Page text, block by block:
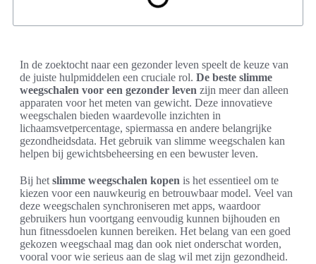
In de zoektocht naar een gezonder leven speelt de keuze van
de juiste hulpmiddelen een cruciale rol. De beste slimme
weegschalen voor een gezonder leven zijn meer dan alleen
apparaten voor het meten van gewicht. Deze innovatieve
weegschalen bieden waardevolle inzichten in
lichaamsvetpercentage, spiermassa en andere belangrijke
gezondheidsdata. Het gebruik van slimme weegschalen kan
helpen bij gewichtsbeheersing en een bewuster leven.
Bij het slimme weegschalen kopen is het essentieel om te
kiezen voor een nauwkeurig en betrouwbaar model. Veel van
deze weegschalen synchroniseren met apps, waardoor
gebruikers hun voortgang eenvoudig kunnen bijhouden en
hun fitnessdoelen kunnen bereiken. Het belang van een goed
gekozen weegschaal mag dan ook niet onderschat worden,
vooral voor wie serieus aan de slag wil met zijn gezondheid.